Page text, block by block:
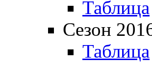
Таблица
Сезон
Таблица